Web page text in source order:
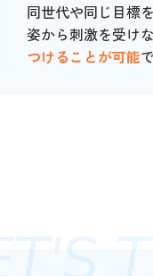
同世代や同じ目標
姿から刺激を受けな
つけることが可能